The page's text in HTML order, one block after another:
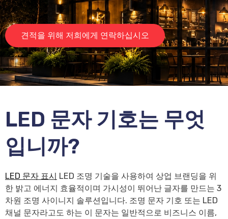
견적을 위해 저희에게 연락하십시오
LED 문자 기호는 무엇
입니까?
LED 문자 표시 LED 조명 기술을 사용하여 상업 브랜딩을 위
한 밝고 에너지 효율적이며 가시성이 뛰어난 글자를 만드는 3
차원 조명 사이니지 솔루션입니다. 조명 문자 기호 또는 LED
채널 문자라고도 하는 이 문자는 일반적으로 비즈니스 이름,